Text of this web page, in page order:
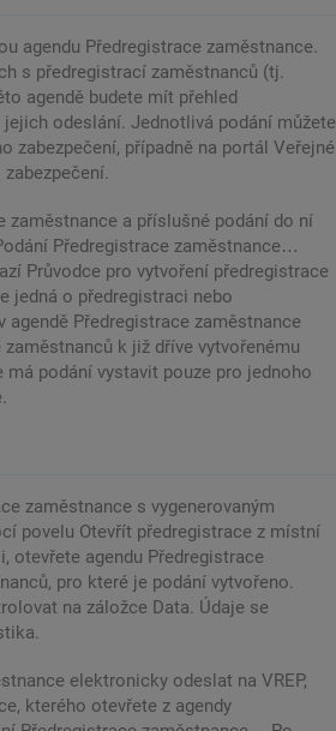
agendu Předregistrace zaměstnance.
s předregistrací zaměstnanců (tj.
agendě budete mít přehled
odeslání. Jednotlivá podání můžete
zabezpečení, případně na portál Veřejné
zaměstnance a příslušné podání do ní
Předregistrace zaměstnance…
Průvodce pro vytvoření předregistrace
jedná o předregistraci nebo
Předregistrace zaměstnance
k již dříve vytvořenému
má podání vystavit pouze pro jednoho
zaměstnance s vygenerovaným
povelu Otevřít předregistrace z místní
otevřete agendu Předregistrace
pro které je podání vytvořeno.
na záložce Data. Údaje se
elektronicky odeslat na VREP,
kterého otevřete z agendy